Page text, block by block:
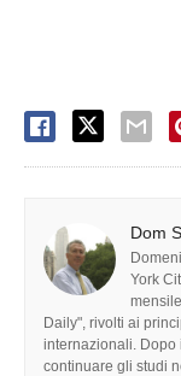
Dom
York
Daily", rivolti ai
internazionali. Dopo
continuare gli studi